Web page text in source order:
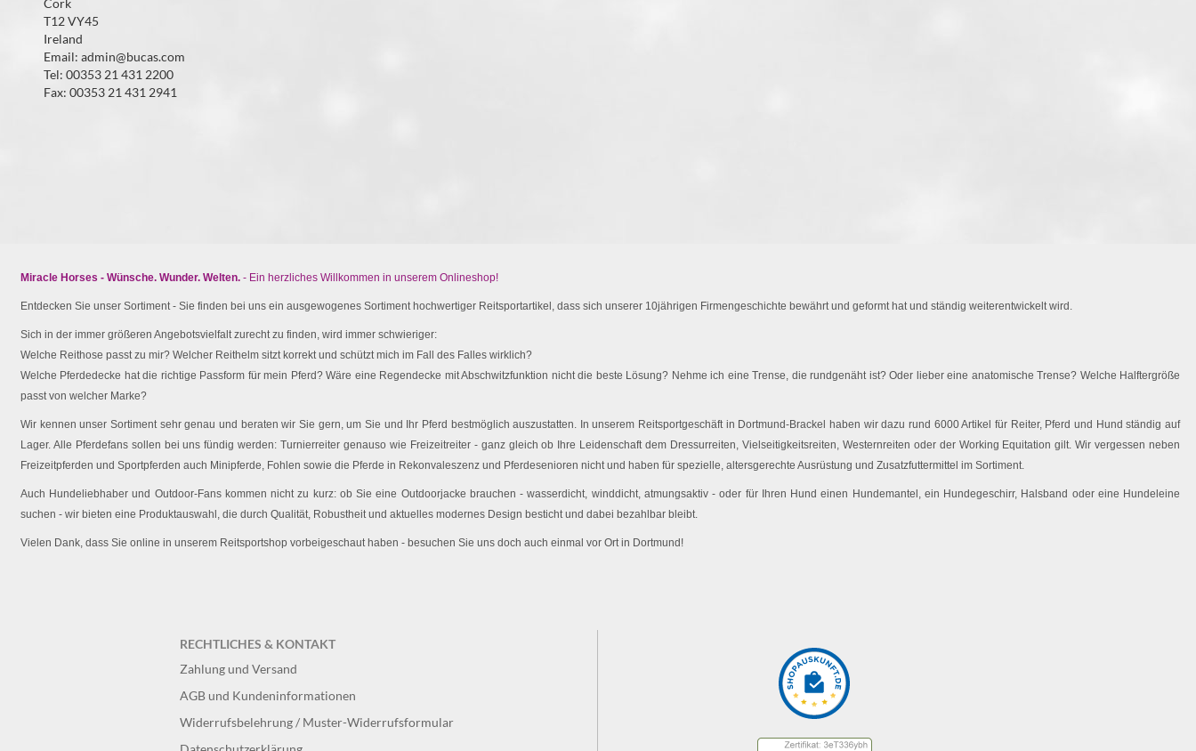
Cork
T12 VY45
Ireland
Email: admin@bucas.com
Tel: 00353 21 431 2200
Fax: 00353 21 431 2941
Miracle Horses - Wünsche. Wunder. Welten. - Ein herzliches Willkommen in unserem Onlineshop!
Entdecken Sie unser Sortiment - Sie finden bei uns ein ausgewogenes Sortiment hochwertiger Reitsportartikel, dass sich unserer 10jährigen Firmengeschichte bewährt und geformt hat und ständig weiterentwickelt wird.
Sich in der immer größeren Angebotsvielfalt zurecht zu finden, wird immer schwieriger:
Welche Reithose passt zu mir? Welcher Reithelm sitzt korrekt und schützt mich im Fall des Falles wirklich?
Welche Pferdedecke hat die richtige Passform für mein Pferd? Wäre eine Regendecke mit Abschwitzfunktion nicht die beste Lösung? Nehme ich eine Trense, die rundgenäht ist? Oder lieber eine anatomische Trense? Welche Halftergröße
passt von welcher Marke?
Wir kennen unser Sortiment sehr genau und beraten wir Sie gern, um Sie und Ihr Pferd bestmöglich auszustatten. In unserem Reitsportgeschäft in Dortmund-Brackel haben wir dazu rund 6000 Artikel für Reiter, Pferd und Hund ständig auf
Lager. Alle Pferdefans sollen bei uns fündig werden: Turnierreiter genauso wie Freizeitreiter - ganz gleich ob Ihre Leidenschaft dem Dressurreiten, Vielseitigkeitsreiten, Westernreiten oder der Working Equitation gilt. Wir vergessen neben
Freizeitpferden und Sportpferden auch Minipferde, Fohlen sowie die Pferde in Rekonvaleszenz und Pferdesenioren nicht und haben für spezielle, altersgerechte Ausrüstung und Zusatzfuttermittel im Sortiment.
Auch Hundeliebhaber und Outdoor-Fans kommen nicht zu kurz: ob Sie eine Outdoorjacke brauchen - wasserdicht, winddicht, atmungsaktiv - oder für Ihren Hund einen Hundemantel, ein Hundegeschirr, Halsband oder eine Hundeleine
suchen - wir bieten eine Produktauswahl, die durch Qualität, Robustheit und aktuelles modernes Design besticht und dabei bezahlbar bleibt.
Vielen Dank, dass Sie online in unserem Reitsportshop vorbeigeschaut haben - besuchen Sie uns doch auch einmal vor Ort in Dortmund!
RECHTLICHES & KONTAKT
Zahlung und Versand
AGB und Kundeninformationen
Widerrufsbelehrung / Muster-Widerrufsformular